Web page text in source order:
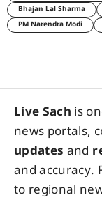
Bhajan Lal Sharma
PM Narendra Modi
Live Sach is
news portals,
updates and
and accuracy.
to regional